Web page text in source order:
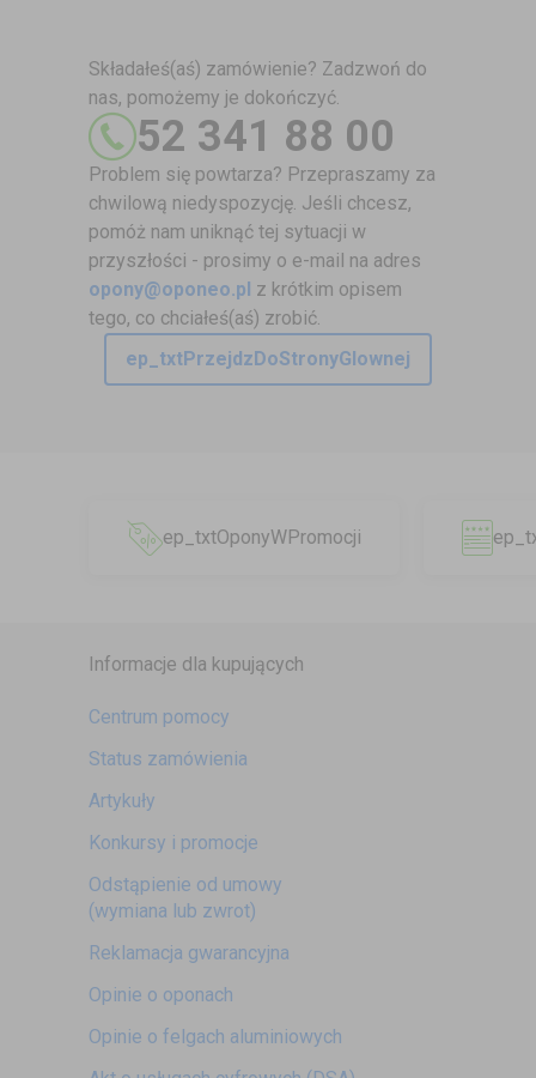
Składałeś(aś) zamówienie? Zadzwoń do
nas, pomożemy je dokończyć.
52 341 88 00
Problem się powtarza? Przepraszamy za
chwilową niedyspozycję. Jeśli chcesz,
pomóż nam uniknąć tej sytuacji w
przyszłości - prosimy o e-mail na adres
opony@oponeo.pl z krótkim opisem
tego, co chciałeś(aś) zrobić.
ep_txtPrzejdzDoStronyGlownej
ep_txtOponyWPromocji
Informacje dla kupujących
Centrum pomocy
Status zamówienia
Artykuły
Konkursy i promocje
Odstąpienie od umowy
(wymiana lub zwrot)
Reklamacja gwarancyjna
Opinie o oponach
Opinie o felgach aluminiowych